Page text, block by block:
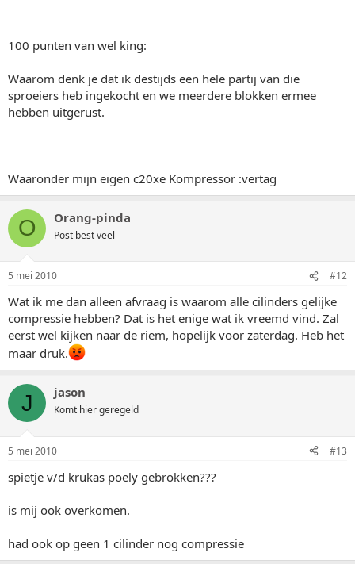
100 punten van wel king:
Waarom denk je dat ik destijds een hele partij van die
sproeiers heb ingekocht en we meerdere blokken ermee
hebben uitgerust.
Waaronder mijn eigen c20xe Kompressor :vertag
O Orang-pinda
Post best veel
5 mei 2010 #12
Wat ik me dan alleen afvraag is waarom alle cilinders gelijke
compressie hebben? Dat is het enige wat ik vreemd vind. Zal
eerst wel kijken naar de riem, hopelijk voor zaterdag. Heb het
maar druk.
J jason
Komt hier geregeld
5 mei 2010 #13
spietje v/d krukas poely gebrokken???
is mij ook overkomen.
had ook op geen 1 cilinder nog compressie